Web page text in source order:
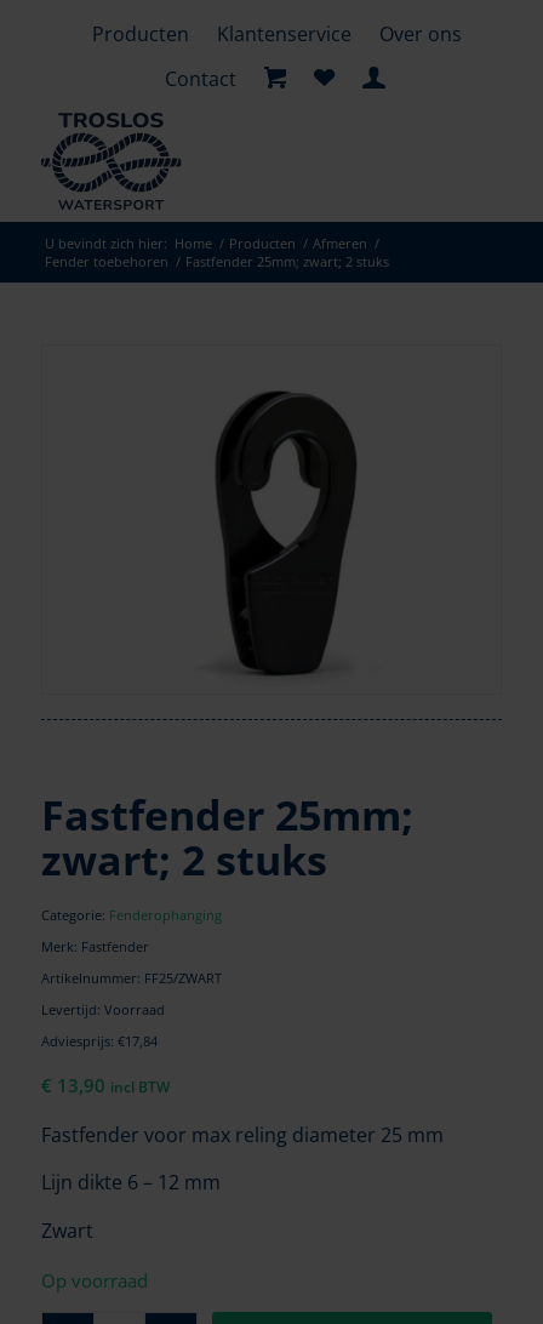
Producten Klantenservice
Over ons
Contact
U bevindt zich hier: Home / Producten / Afmeren /
Fender toebehoren / Fastfender 25mm; zwart; 2 stuks
Fastfender 25mm;
zwart; 2 stuks
Categorie: Fenderophanging
Merk: Fastfender
Artikelnummer: FF25/ZWART
Levertijd: Voorraad
Adviesprijs: €17,84
€ 13,90 incl BTW
Fastfender voor max reling diameter 25 mm
Lijn dikte 6 – 12 mm
Zwart
Op voorraad